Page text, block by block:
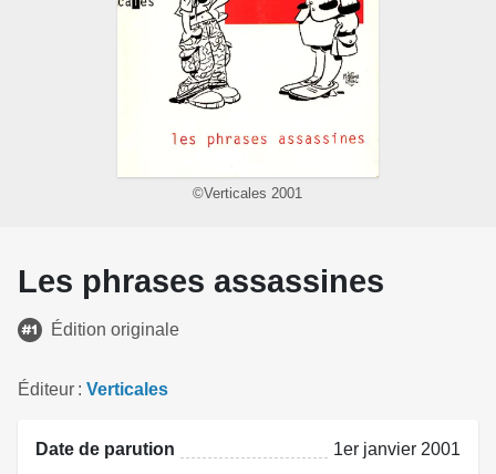
©Verticales 2001
Les phrases assassines
Édition originale
Éditeur Verticales
Date de parution 1er janvier 2001